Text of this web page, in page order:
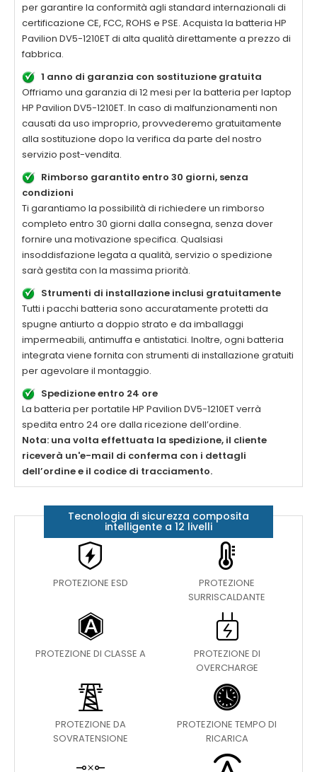
per garantire la conformità agli standard internazionali di
certificazione CE, FCC, ROHS e PSE. Acquista la batteria HP
Pavilion DV5-1210ET di alta qualità direttamente a prezzo di
fabbrica.
1 anno di garanzia con sostituzione gratuita
Offriamo una garanzia di 12 mesi per la batteria per laptop
HP Pavilion DV5-1210ET. In caso di malfunzionamenti non
causati da uso improprio, provvederemo gratuitamente
alla sostituzione dopo la verifica da parte del nostro
servizio post-vendita.
Rimborso garantito entro 30 giorni, senza
condizioni
Ti garantiamo la possibilità di richiedere un rimborso
completo entro 30 giorni dalla consegna, senza dover
fornire una motivazione specifica. Qualsiasi
insoddisfazione legata a qualità, servizio o spedizione
sarà gestita con la massima priorità.
Strumenti di installazione inclusi gratuitamente
Tutti i pacchi batteria sono accuratamente protetti da
spugne antiurto a doppio strato e da imballaggi
impermeabili, antimuffa e antistatici. Inoltre, ogni batteria
integrata viene fornita con strumenti di installazione gratuiti
per agevolare il montaggio.
Spedizione entro 24 ore
La batteria per portatile HP Pavilion DV5-1210ETverrà
spedita entro 24 ore dalla ricezione dell’ordine.
Nota: una volta effettuata la spedizione, il cliente
riceverà un'e-mail di conferma con i dettagli
dell’ordine e il codice di tracciamento.
Tecnologia di sicurezza composita
intelligente a 12 livelli
PROTEZIONE ESD
PROTEZIONE
SURRISCALDANTE
PROTEZIONE DI CLASSE A
PROTEZIONE DI
OVERCHARGE
PROTEZIONE DA
SOVRATENSIONE
PROTEZIONE TEMPO DI
RICARICA